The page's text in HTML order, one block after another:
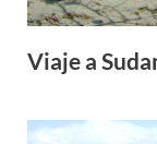
Viaje a